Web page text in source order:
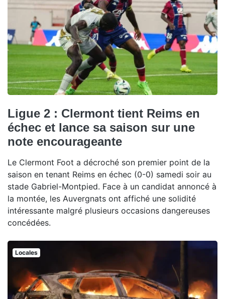
Ligue 2 : Clermont tient Reims en
échec et lance sa saison sur une
note encourageante
Le Clermont Foot a décroché son premier point de la
saison en tenant Reims en échec (0-0) samedi soir au
stade Gabriel-Montpied. Face à un candidat annoncé à
la montée, les Auvergnats ont affiché une solidité
intéressante malgré plusieurs occasions dangereuses
concédées.
Locales